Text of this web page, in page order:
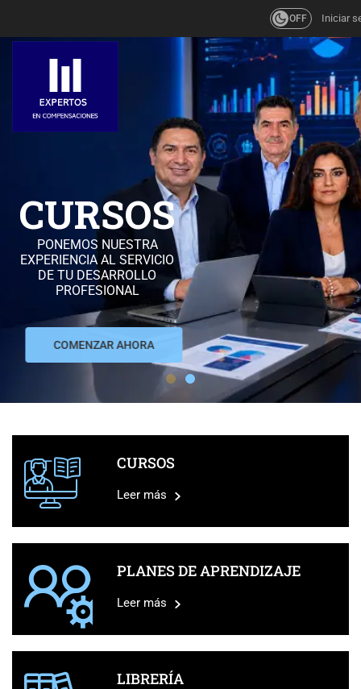
OFF Iniciar
CURSOS
PONEMOS NUESTRA
EXPERIENCIA AL SERVICIO
DE TU DESARROLLO
PROFESIONAL
COMENZAR AHORA
CURSOS
Leer más
PLANES DE APRENDIZAJE
Leer más
LIBRERÍA